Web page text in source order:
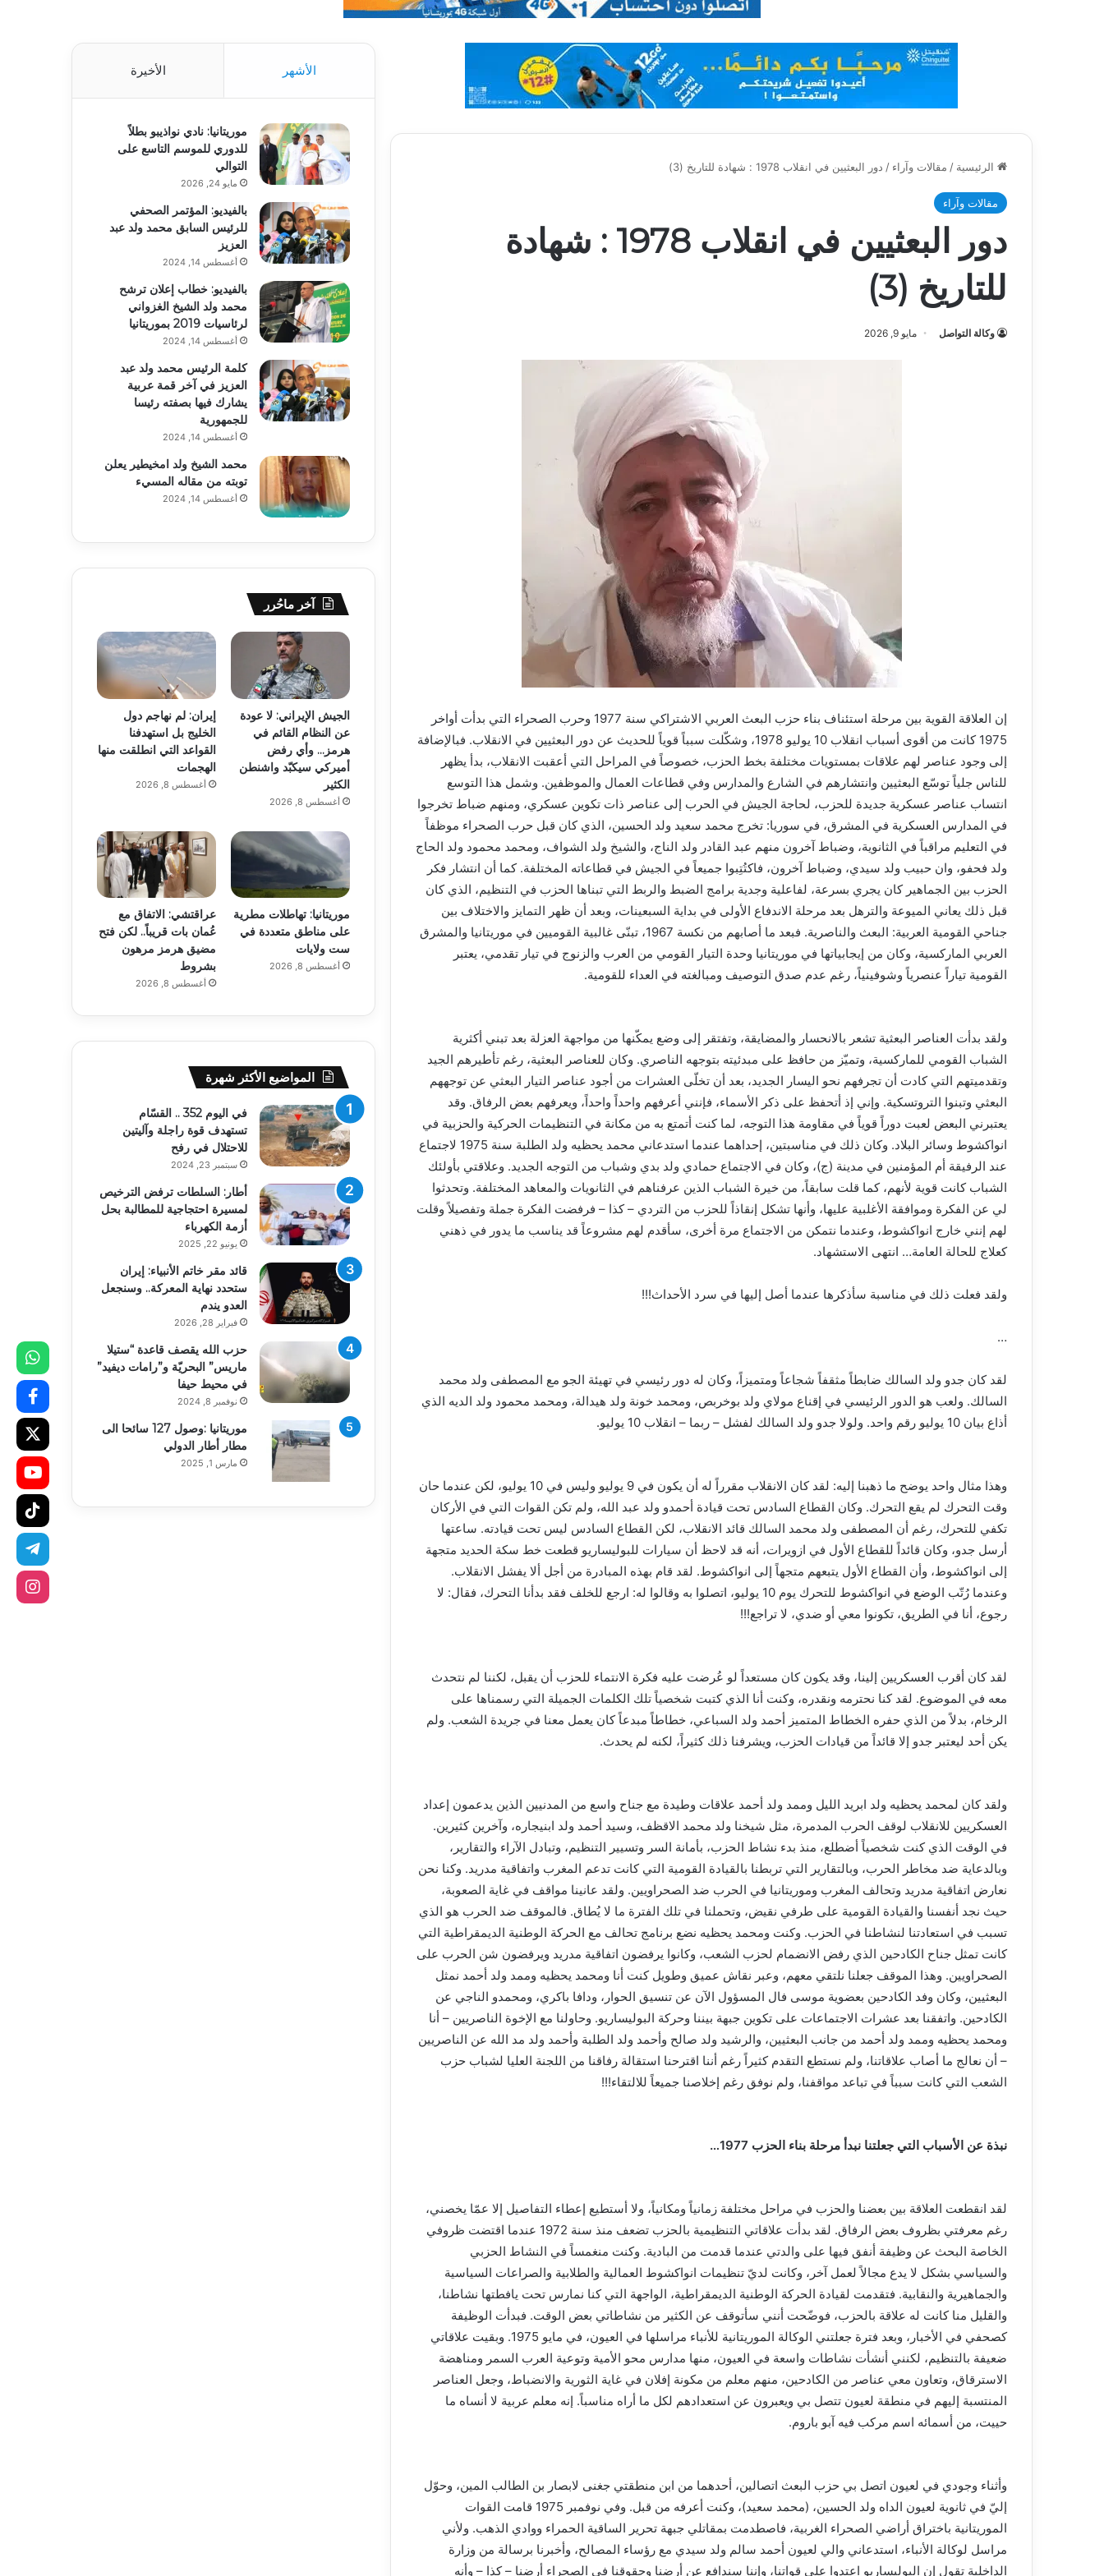
الرئيسية / مقالات وآراء / دور البعثيين في انقلاب 1978 : شهادة للتاريخ (3)
مقالات وآراء
دور البعثيين في انقلاب 1978 : شهادة
للتاريخ (3)
وكالة التواصل مايو 9, 2026
إن العلاقة القوية بين مرحلة استئناف بناء حزب البعث العربي الاشتراكي سنة 1977 وحرب الصحراء التي بدأت أواخر
1975 كانت من أقوى أسباب انقلاب 10 يوليو 1978، وشكّلت سبباً قوياً للحديث عن دور البعثيين في الانقلاب. فبالإضافة
إلى وجود عناصر لهم علاقات بمستويات مختلفة بخط الحزب، خصوصاً في المراحل التي أعقبت الانقلاب، بدأ يظهر
للناس جلياً توسّع البعثيين وانتشارهم في الشارع والمدارس وفي قطاعات العمال والموظفين. وشمل هذا التوسع
انتساب عناصر عسكرية جديدة للحزب، لحاجة الجيش في الحرب إلى عناصر ذات تكوين عسكري، ومنهم ضباط تخرجوا
في المدارس العسكرية في المشرق، في سوريا: تخرج محمد سعيد ولد الحسين، الذي كان قبل حرب الصحراء موظفاً
في التعليم مراقباً في الثانوية، وضباط آخرون منهم عبد القادر ولد الناج، والشيخ ولد الشواف، ومحمد محمود ولد الحاج
ولد فحفو، وان حبيب ولد سيدي، وضباط آخرون، فاكتُتِبوا جميعاً في الجيش في قطاعاته المختلفة. كما أن انتشار فكر
الحزب بين الجماهير كان يجري بسرعة، لفاعلية وجدية برامج الضبط والربط التي تبناها الحزب في التنظيم، الذي كان
قبل ذلك يعاني الميوعة والترهل بعد مرحلة الاندفاع الأولى في بداية السبعينات، وبعد أن ظهر التمايز والاختلاف بين
جناحي القومية العربية: البعث والناصرية. فبعد ما أصابهم من نكسة 1967، تبنّى غالبية القوميين في موريتانيا والمشرق
العربي الماركسية، وكان من إيجابياتها في موريتانيا وحدة التيار القومي من العرب والزنوج في تيار تقدمي، يعتبر
القومية تياراً عنصرياً وشوفينياً، رغم عدم صدق التوصيف ومبالغته في العداء للقومية.
ولقد بدأت العناصر البعثية تشعر بالانحسار والمضايقة، وتفتقر إلى وضع يمكّنها من مواجهة العزلة بعد تبني أكثرية
الشباب القومي للماركسية، وتميّز من حافظ على مبدئيته بتوجهه الناصري. وكان للعناصر البعثية، رغم تأطيرهم الجيد
وتقدميتهم التي كادت أن تجرفهم نحو اليسار الجديد، بعد أن تخلّى العشرات من أجود عناصر التيار البعثي عن توجههم
البعثي وتبنوا التروتسكية. وإني إذ أتحفظ على ذكر الأسماء، فإنني أعرفهم واحداً واحداً، ويعرفهم بعض الرفاق. وقد
يعتبرني البعض لعبت دوراً قوياً في مقاومة هذا التوجه، لما كنت أتمتع به من مكانة في التنظيمات الحركية والحزبية في
انواكشوط وسائر البلاد. وكان ذلك في مناسبتين، إحداهما عندما استدعاني محمد يحظيه ولد الطلبة سنة 1975 لاجتماع
عند الرفيقة أم المؤمنين في مدينة (ج)، وكان في الاجتماع حمادي ولد بدي وشباب من التوجه الجديد. وعلاقتي بأولئك
الشباب كانت قوية لأنهم، كما قلت سابقاً، من خيرة الشباب الذين عرفناهم في الثانويات والمعاهد المختلفة. وتحدثوا
لي عن الفكرة وموافقة الأغلبية عليها، وأنها تشكل إنقاذاً للحزب من التردي – كذا – فرفضت الفكرة جملة وتفصيلاً وقلت
لهم إنني خارج انواكشوط، وعندما نتمكن من الاجتماع مرة أخرى، سأقدم لهم مشروعاً قد يناسب ما يدور في ذهني
كعلاج للحالة العامة… انتهى الاستشهاد.
ولقد فعلت ذلك في مناسبة سأذكرها عندما أصل إليها في سرد الأحداث!!!
…
لقد كان جدو ولد السالك ضابطاً مثقفاً شجاعاً ومتميزاً، وكان له دور رئيسي في تهيئة الجو مع المصطفى ولد محمد
السالك. ولعب هو الدور الرئيسي في إقناع مولاي ولد بوخربص، ومحمد خونة ولد هيدالة، ومحمد محمود ولد الديه الذي
أذاع بيان 10 يوليو رقم واحد. ولولا جدو ولد السالك لفشل – ربما – انقلاب 10 يوليو.
وهذا مثال واحد يوضح ما ذهبنا إليه: لقد كان الانقلاب مقرراً له أن يكون في 9 يوليو وليس في 10 يوليو، لكن عندما حان
وقت التحرك لم يقع التحرك. وكان القطاع السادس تحت قيادة أحمدو ولد عبد الله، ولم تكن القوات التي في الأركان
تكفي للتحرك، رغم أن المصطفى ولد محمد السالك قائد الانقلاب، لكن القطاع السادس ليس تحت قيادته. ساعتها
أرسل جدو، وكان قائداً للقطاع الأول في ازويرات، أنه قد لاحظ أن سيارات للبوليساريو قطعت خط سكة الحديد متجهة
إلى انواكشوط، وأن القطاع الأول يتبعهم متجهاً إلى انواكشوط. لقد قام بهذه المبادرة من أجل ألا يفشل الانقلاب.
وعندما رُتّب الوضع في انواكشوط للتحرك يوم 10 يوليو، اتصلوا به وقالوا له: ارجع للخلف فقد بدأنا التحرك، فقال: لا
رجوع، أنا في الطريق، تكونوا معي أو ضدي، لا تراجع!!!
لقد كان أقرب العسكريين إلينا، وقد يكون كان مستعداً لو عُرضت عليه فكرة الانتماء للحزب أن يقبل، لكننا لم نتحدث
معه في الموضوع. لقد كنا نحترمه ونقدره، وكنت أنا الذي كتبت شخصياً تلك الكلمات الجميلة التي رسمناها على
الرخام، بدلاً من الذي حفره الخطاط المتميز أحمد ولد السباعي، خطاطاً مبدعاً كان يعمل معنا في جريدة الشعب. ولم
يكن أحد ليعتبر جدو إلا قائداً من قيادات الحزب، ويشرفنا ذلك كثيراً، لكنه لم يحدث.
ولقد كان لمحمد يحظيه ولد ابريد الليل وممد ولد أحمد علاقات وطيدة مع جناح واسع من المدنيين الذين يدعمون إعداد
العسكريين للانقلاب لوقف الحرب المدمرة، مثل شيخنا ولد محمد الاقظف، وسيد أحمد ولد ابنيجاره، وآخرين كثيرين.
في الوقت الذي كنت شخصياً أضطلع، منذ بدء نشاط الحزب، بأمانة السر وتسيير التنظيم، وتبادل الآراء والتقارير،
وبالدعاية ضد مخاطر الحرب، وبالتقارير التي تربطنا بالقيادة القومية التي كانت تدعم المغرب واتفاقية مدريد. وكنا نحن
نعارض اتفاقية مدريد وتحالف المغرب وموريتانيا في الحرب ضد الصحراويين. ولقد عانينا مواقف في غاية الصعوبة،
حيث نجد أنفسنا والقيادة القومية على طرفي نقيض، وتحملنا في تلك الفترة ما لا يُطاق. فالموقف ضد الحرب هو الذي
تسبب في استعادتنا لنشاطنا في الحزب. وكنت ومحمد يحظيه نضع برنامج تحالف مع الحركة الوطنية الديمقراطية التي
كانت تمثل جناح الكادحين الذي رفض الانضمام لحزب الشعب، وكانوا يرفضون اتفاقية مدريد ويرفضون شن الحرب على
الصحراويين. وهذا الموقف جعلنا نلتقي معهم، وعبر نقاش عميق وطويل كنت أنا ومحمد يحظيه وممد ولد أحمد نمثل
البعثيين، وكان وفد الكادحين بعضوية موسى فال المسؤول الآن عن تنسيق الحوار، ودافا باكري، ومحمدو الناجي عن
الكادحين. واتفقنا بعد عشرات الاجتماعات على تكوين جبهة بيننا وحركة البوليساريو. وحاولنا مع الإخوة الناصريين – أنا
ومحمد يحظيه وممد ولد أحمد من جانب البعثيين، والرشيد ولد صالح وأحمد ولد الطلبة وأحمد ولد مد الله عن الناصريين
– أن نعالج ما أصاب علاقاتنا، ولم نستطع التقدم كثيراً رغم أننا اقترحنا استقالة رفاقنا من اللجنة العليا لشباب حزب
الشعب التي كانت سبباً في تباعد مواقفنا، ولم نوفق رغم إخلاصنا جميعاً للالتقاء!!!
نبذة عن الأسباب التي جعلتنا نبدأ مرحلة بناء الحزب 1977…
لقد انقطعت العلاقة بين بعضنا والحزب في مراحل مختلفة زمانياً ومكانياً، ولا أستطيع إعطاء التفاصيل إلا عمّا يخصني،
رغم معرفتي بظروف بعض الرفاق. لقد بدأت علاقاتي التنظيمية بالحزب تضعف منذ سنة 1972 عندما اقتضت ظروفي
الخاصة البحث عن وظيفة أنفق فيها على والدتي عندما قدمت من البادية. وكنت منغمساً في النشاط الحزبي
والسياسي بشكل لا يدع مجالاً لعمل آخر، وكانت لديّ تنظيمات انواكشوط العمالية والطلابية والصراعات السياسية
والجماهيرية والنقابية. فتقدمت لقيادة الحركة الوطنية الديمقراطية، الواجهة التي كنا نمارس تحت يافطتها نشاطنا،
والقليل منا كانت له علاقة بالحزب، فوضّحت أنني سأتوقف عن الكثير من نشاطاتي بعض الوقت. فبدأت الوظيفة
كصحفي في الأخبار، وبعد فترة جعلتني الوكالة الموريتانية للأنباء مراسلها في العيون، في مايو 1975. وبقيت علاقاتي
ضعيفة بالتنظيم، لكنني أنشأت نشاطات واسعة في العيون، منها مدارس محو الأمية وتوعية العرب السمر ومناهضة
الاسترقاق، وتعاون معي عناصر من الكادحين، منهم معلم من مكونة إفلان في غاية الثورية والانضباط، وجعل العناصر
المنتسبة إليهم في منطقة لعيون تتصل بي ويعبرون عن استعدادهم لكل ما أراه مناسباً. إنه معلم عربية لا أنساه ما
حييت، من أسمائه اسم مركب فيه آبو باروم.
وأثناء وجودي في لعيون اتصل بي حزب البعث اتصالين، أحدهما من ابن منطقتي جغنى لابصار بن الطالب المين، وحوّل
إليّ في ثانوية لعيون الداه ولد الحسين، (محمد سعيد)، وكنت أعرفه من قبل. وفي نوفمبر 1975 قامت القوات
الموريتانية باختراق أراضي الصحراء الغربية، فاصطدمت بمقاتلي جبهة تحرير الساقية الحمراء ووادي الذهب. ولأني
مراسل لوكالة الأنباء، استدعاني والي لعيون أحمد سالم ولد سيدي مع رؤساء المصالح، وأخبرنا برسالة من وزارة
الداخلية تقول إن البوليساريو اعتدوا على قواتنا، وإننا سندافع عن أرضنا وحقوقنا في الصحراء أرضنا – كذا – وأنه
الأشهر الأخيرة
موريتانيا: نادي نواذيبو بطلاً
للدوري للموسم التاسع على
التوالي
مايو 24, 2026
بالفيديو: المؤتمر الصحفي
للرئيس السابق محمد ولد عبد
العزيز
أغسطس 14, 2024
بالفيديو: خطاب إعلان ترشح
محمد ولد الشيخ الغزواني
لرئاسيات 2019 بموريتانيا
أغسطس 14, 2024
كلمة الرئيس محمد ولد عبد
العزيز في آخر قمة عربية
يشارك فيها بصفته رئيسا
للجمهورية
أغسطس 14, 2024
محمد الشيخ ولد امخيطير يعلن
توبته من مقاله المسيء
أغسطس 14, 2024
آخر ماحُرر
الجيش الإيراني: لا عودة
عن النظام القائم في
هرمز… وأي رفض
أميركي سيكبّد واشنطن
الكثير
أغسطس 8, 2026
إيران: لم نهاجم دول
الخليج بل استهدفنا
القواعد التي انطلقت منها
الهجمات
أغسطس 8, 2026
موريتانيا: تهاطلات مطرية
على مناطق متعددة في
ست ولايات
أغسطس 8, 2026
عراقتشي: الاتفاق مع
عُمان بات قريباً.. لكن فتح
مضيق هرمز مرهون
بشروط
أغسطس 8, 2026
المواضيع الأكثر شهرة
في اليوم 352 .. القسّام
تستهدف قوة راجلة وآليتين
للاحتلال في رفح
سبتمبر 23, 2024
أطار: السلطات ترفض الترخيص
لمسيرة احتجاجية للمطالبة بحل
أزمة الكهرباء
يونيو 22, 2025
قائد مقر خاتم الأنبياء: إيران
ستحدد نهاية المعركة.. وسنجعل
العدو يندم
فبراير 28, 2026
حزب الله يقصف قاعدة “ستيلا
ماريس” البحريّة و”رامات ديفيد”
في محيط حيفا
نوفمبر 8, 2024
موريتانيا :وصول 127 سائحا الى
مطار أطار الدولي
مارس 1, 2025